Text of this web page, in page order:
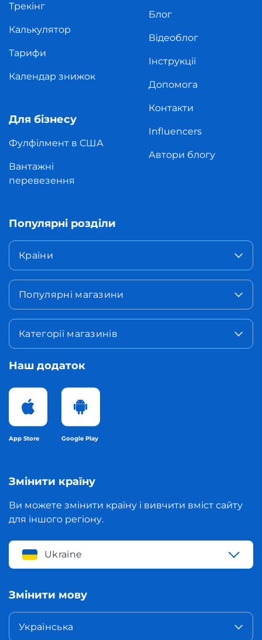
Трекінг
Калькулятор
Тарифи
Календар знижок
Для бізнесу
Фулфілмент в США
Вантажні
перевезення
Блог
Відеоблог
Інструкції
Допомога
Контакти
Influencers
Автори блогу
Популярні розділи
Країни
Популярні магазини
Категорії магазинів
Наш додаток
App Store Google Play
Змінити країну
Ви можете змінити країну і вивчити вміст сайту
для іншого регіону.
Ukraine
Змінити мову
Українська